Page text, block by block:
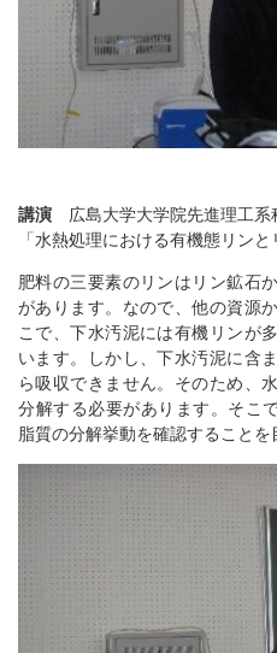
講演 広島大学大学院先進理工
「水熱処理における有機態リン
肥料の三要素のリンはリン鉱石
があります。なので、他の資源
こで、下水汚泥には有機リンが
います。しかし、下水汚泥に含
ら吸収できません。そのため、
分解する必要があります。そこ
脂質の分解挙動を確認することを